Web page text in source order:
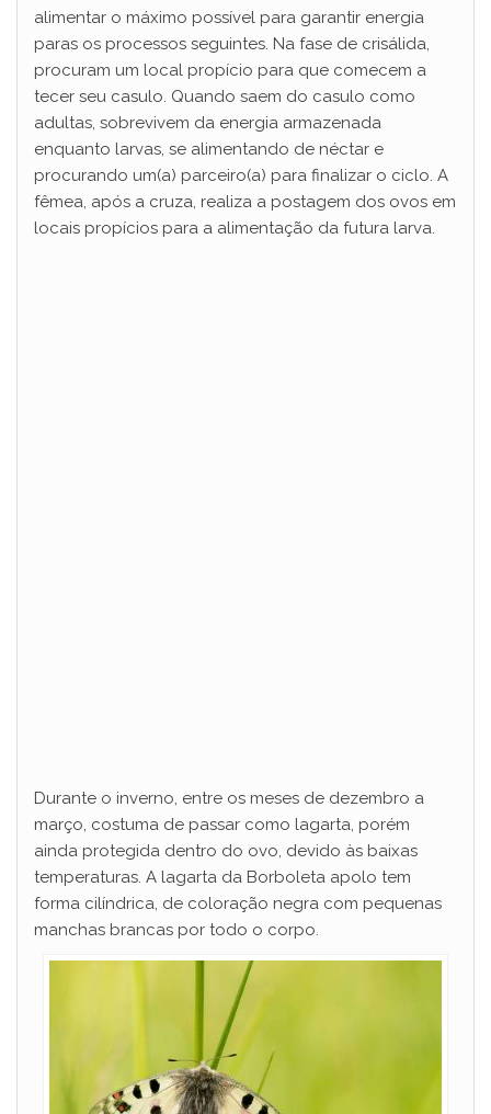
alimentar o máximo possível para garantir energia
paras os processos seguintes. Na fase de crisálida,
procuram um local propício para que comecem a
tecer seu casulo. Quando saem do casulo como
adultas, sobrevivem da energia armazenada
enquanto larvas, se alimentando de néctar e
procurando um(a) parceiro(a) para finalizar o ciclo. A
fêmea, após a cruza, realiza a postagem dos ovos em
locais propícios para a alimentação da futura larva.
Durante o inverno, entre os meses de dezembro a
março, costuma de passar como lagarta, porém
ainda protegida dentro do ovo, devido às baixas
temperaturas. A lagarta da Borboleta apolo tem
forma cilíndrica, de coloração negra com pequenas
manchas brancas por todo o corpo.